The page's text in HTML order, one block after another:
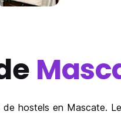
de hostels en Mascate.